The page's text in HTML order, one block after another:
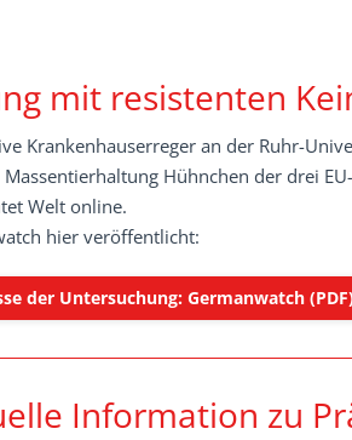
mit resistenten
Krankenhauserreger an der Ruhr-
Hühnchen der drei
Welt online.
hier veröffentlicht:
der Untersuchung: Germanwatch
Information zu